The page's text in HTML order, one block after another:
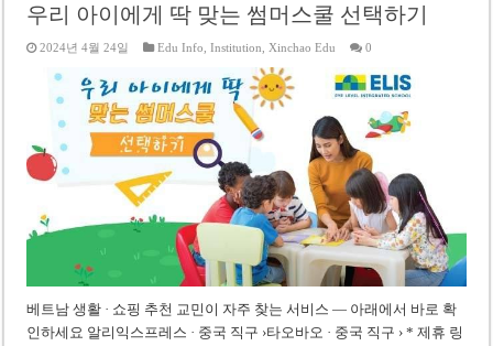
우리 아이에게 딱 맞는 썸머스쿨 선택하기
2024년 4월 24일 Edu Info ,Institution Xinchao Edu 0
베트남 생활 · 쇼핑 추천 교민이 자주 찾는 서비스 — 아래에서 바로 확
인하세요 알리익스프레스 · 중국 직구 ›타오바오 · 중국 직구 › * 제휴 링